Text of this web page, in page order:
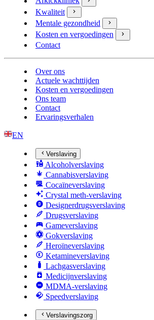
Kwaliteit
Mentale gezondheid
Kosten en vergoedingen
Contact
Over ons
Actuele wachttijden
Kosten en vergoedingen
Ons team
Contact
Ervaringsverhalen
EN
Verslaving
Alcoholverslaving
Cannabisverslaving
Cocaïneverslaving
Crystal meth-verslaving
Designerdrugsverslaving
Drugsverslaving
Gameverslaving
Gokverslaving
Heroïneverslaving
Ketamineverslaving
Lachgasverslaving
Medicijnverslaving
MDMA-verslaving
Speedverslaving
Verslavingszorg